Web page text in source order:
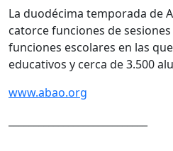
La duodécima temporada de
catorce funciones de
funciones escolares en las
educativos y cerca de 3.500
www.abao.org